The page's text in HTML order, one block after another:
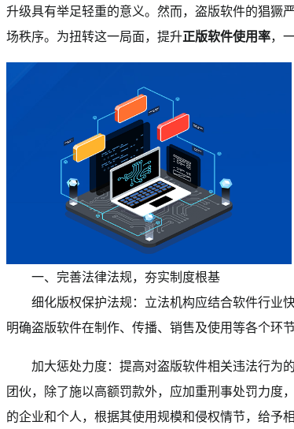
升级具有举足轻重的意义。然而，盗版软件的猖獗
场秩序。为扭转这一局面，提升正版软件使用率，
一、完善法律法规，夯实制度根基
细化版权保护法规：立法机构应结合软件行业
明确盗版软件在制作、传播、销售及使用等各个环
加大惩处力度：提高对盗版软件相关违法行为
团伙，除了施以高额罚款外，应加重刑事处罚力度
的企业和个人，根据其使用规模和侵权情节，给予